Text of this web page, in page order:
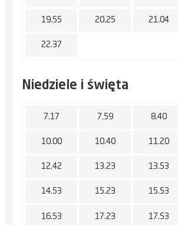
19.55 20.25 21.04
22.37
Niedziele i święta
7.17 7.59 8.40
10.00 10.40 11.20
12.42 13.23 13.53
14.53 15.23 15.53
16.53 17.23 17.53